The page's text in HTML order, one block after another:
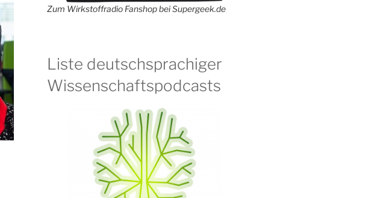
Zum Wirkstoffradio Fanshop bei Supergeek.de
Liste deutschsprachiger
Wissenschaftspodcasts